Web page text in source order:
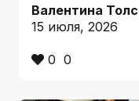
Валентина
15 июля, 2026
0 0